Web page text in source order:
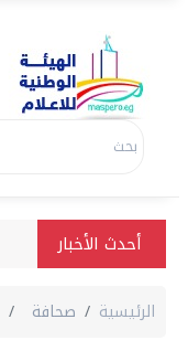
أحدث الأخبار
الرئيسية صحافة